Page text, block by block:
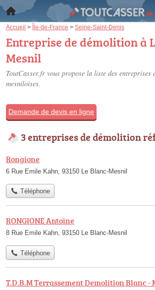
Accueil > Île-de-France > Seine-Saint-Denis
Entreprise de démolition à
Mesnil
ToutCasser.fr vous propose la liste des entreprises
mesniloises.
Demande de devis en ligne
3 entreprises de démolition
Rongione
6 Rue Emile Kahn, 93150 Le Blanc-Mesnil
Téléphone
RONGIONE Antoine
8 Rue Emile Kahn, 93150 Le Blanc-Mesnil
Téléphone
T.D.B.M Terrassement Demolition Blanc -